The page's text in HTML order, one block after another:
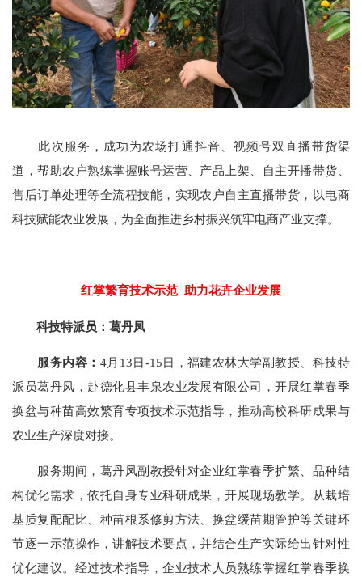
此次服务，成功为农场打通抖音、视频号双直播带货渠
道，帮助农户熟练掌握账号运营、产品上架、自主开播带货、
售后订单处理等全流程技能，实现农户自主直播带货，以电商
科技赋能农业发展，为全面推进乡村振兴筑牢电商产业支撑。
红掌繁育技术示范 助力花卉企业发展
科技特派员：葛丹凤
服务内容： 4月13日-15日，福建农林大学副教授、科技特
派员葛丹凤，赴德化县丰泉农业发展有限公司，开展红掌春季
换盆与种苗高效繁育专项技术示范指导，推动高校科研成果与
农业生产深度对接。
服务期间，葛丹凤副教授针对企业红掌春季扩繁、品种结
构优化需求，依托自身专业科研成果，开展现场教学。从栽培
基质复配配比、种苗根系修剪方法、换盆缓苗期管护等关键环
节逐一示范操作，讲解技术要点，并结合生产实际给出针对性
优化建议。经过技术指导，企业技术人员熟练掌握红掌春季换